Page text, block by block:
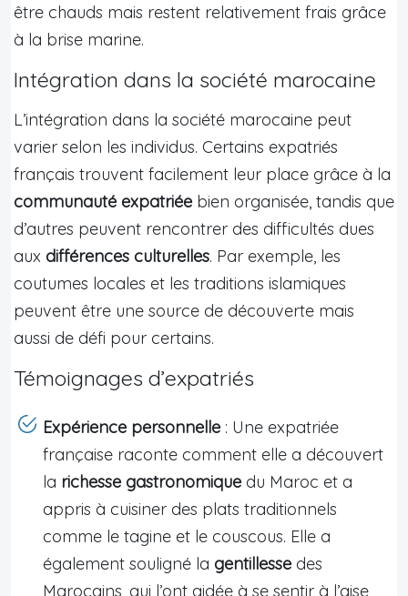
être chauds mais restent relativement frais grâce
à la brise marine.
Intégration dans la société marocaine
L’intégration dans la société marocaine peut
varier selon les individus. Certains expatriés
français trouvent facilement leur place grâce à la
communauté expatriée bien organisée, tandis que
d’autres peuvent rencontrer des difficultés dues
aux différences culturelles. Par exemple, les
coutumes locales et les traditions islamiques
peuvent être une source de découverte mais
aussi de défi pour certains.
Témoignages d’expatriés
Expérience personnelle : Une expatriée
française raconte comment elle a découvert
la richesse gastronomique du Maroc et a
appris à cuisiner des plats traditionnels
comme le tagine et le couscous. Elle a
également souligné la gentillesse des
Marocains, qui l’ont aidée à se sentir à l’aise